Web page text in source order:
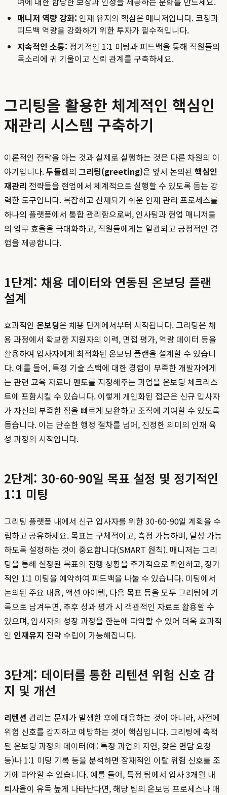
매니저 역량 강화: 인재 유지의 핵심은 매니저입니다. 코칭과
피드백 역량을 강화하기 위한 투자가 필수적입니다.
지속적인 소통: 정기적인 1:1 미팅과 피드백을 통해 직원들의
목소리에 귀 기울이고 신뢰 관계를 구축하세요.
그리팅을 활용한 체계적인 핵심인
재관리 시스템 구축하기
이론적인 전략을 아는 것과 실제로 실행하는 것은 다른 차원의 이
야기입니다.두들린의 그리팅(greeting)은 앞서 논의된 핵심인
재관리 전략들을 현업에서 체계적으로 실행할 수 있도록 돕는 강
력한 도구입니다. 복잡하고 산재되기 쉬운 인재 관리 프로세스를
하나의 플랫폼에서 통합 관리함으로써, 인사팀과 현업 매니저들
의 업무 효율을 극대화하고, 직원들에게는 일관되고 긍정적인 경
험을 제공합니다.
1단계: 채용 데이터와 연동된 온보딩 플랜
설계
효과적인 온보딩은 채용 단계에서부터 시작됩니다. 그리팅은 채
용 과정에서 확보한 지원자의 이력, 면접 평가, 역량 데이터 등을
활용하여 입사자에게 최적화된 온보딩 플랜을 설계할 수 있습니
다. 예를 들어, 특정 기술 스택에 대한 경험이 부족한 개발자에게
는 관련 교육 자료나 멘토를 지정해주는 과업을 온보딩 체크리스
트에 포함시킬 수 있습니다. 이렇게 개인화된 접근은 신규 입사자
가 자신의 부족한 점을 빠르게 보완하고 조직에 기여할 수 있도록
돕습니다. 이는 단순한 행정 절차를 넘어, 진정한 의미의 인재 육
성 과정의 시작입니다.
2단계: 30-60-90일 목표 설정 및 정기적인
1:1 미팅
그리팅 플랫폼 내에서 신규 입사자를 위한 30-60-90일 계획을 수
립하고 공유하세요. 목표는 구체적이고, 측정 가능하며, 달성 가능
하도록 설정하는 것이 중요합니다(SMART 원칙). 매니저는 그리
팅을 통해 설정된 목표의 진행 상황을 주기적으로 확인하고, 정기
적인 1:1 미팅을 예약하여 피드백을 나눌 수 있습니다. 미팅에서
논의된 주요 내용, 액션 아이템, 다음 목표 등을 모두 그리팅에 기
록으로 남겨두면, 추후 성과 평가 시 객관적인 자료로 활용할 수
있으며, 입사자의 성장 과정을 한눈에 파악할 수 있어 더욱 효과적
인 인재유지 전략 수립이 가능해집니다.
3단계: 데이터를 통한 리텐션 위험 신호 감
지 및 개선
리텐션 관리는 문제가 발생한 후에 대응하는 것이 아니라, 사전에
위험 신호를 감지하고 예방하는 것이 핵심입니다. 그리팅에 축적
된 온보딩 과정의 데이터(예: 특정 과업의 지연, 잦은 면담 요청
등)나 1:1 미팅 기록 등을 분석하면 잠재적인 이탈 위험 신호를 조
기에 파악할 수 있습니다. 예를 들어, 특정 팀에서 입사 3개월 내
퇴사율이 유독 높게 나타난다면, 해당 팀의 온보딩 프로세스나 매